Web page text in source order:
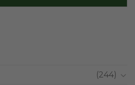
(244)